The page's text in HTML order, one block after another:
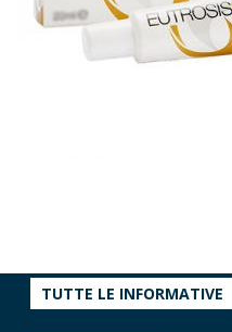
TUTTE LE INFORMATIVE